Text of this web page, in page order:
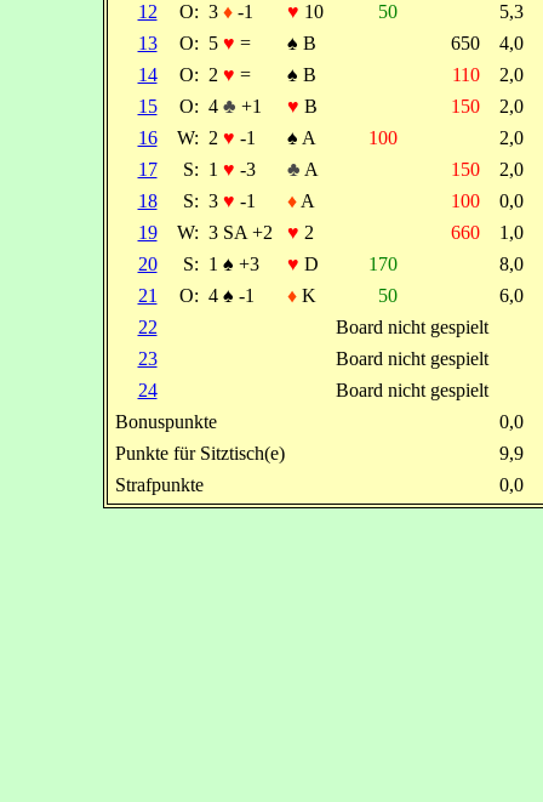
12
O: 3 ♦-1 ♥ 10 50 5,3
13
O: 5 ♥ = ♠ B 650 4,0
14
O: 2 ♥ = ♠ B 110 2,0
15
O: 4 ♣ +1 ♥ B 150 2,0
16
W: 2 ♥ -1 ♠ A 100 2,0
17
S: 1 ♥ -3 ♣ A 150 2,0
18
S: 3 ♥ -1 ♦A 100 0,0
19
W: 3 SA +2 ♥ 2 660 1,0
20
S: 1 ♠ +3 ♥ D 170 8,0
21
O: 4 ♠ -1 ♦K 50 6,0
22
Board nicht gespielt
23
Board nicht gespielt
24
Board nicht gespielt
Bonuspunkte
0,0
Punkte für Sitztisch(e)
9,9
Strafpunkte
0,0